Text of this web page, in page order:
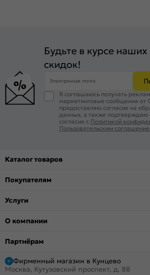
Будьте в курсе
скидок!
Электронная почта
Я соглашаюсь получать
маркетинговые сообщения от
предоставляю согласие на
данных, а также подтверждаю
согласие с Политикой
Пользовательским
Каталог товаров
Покупателям
Услуги
О компании
Партнёрам
Фирменный магазин в Кунцево
Москва, Кутузовский проспект, д. 88